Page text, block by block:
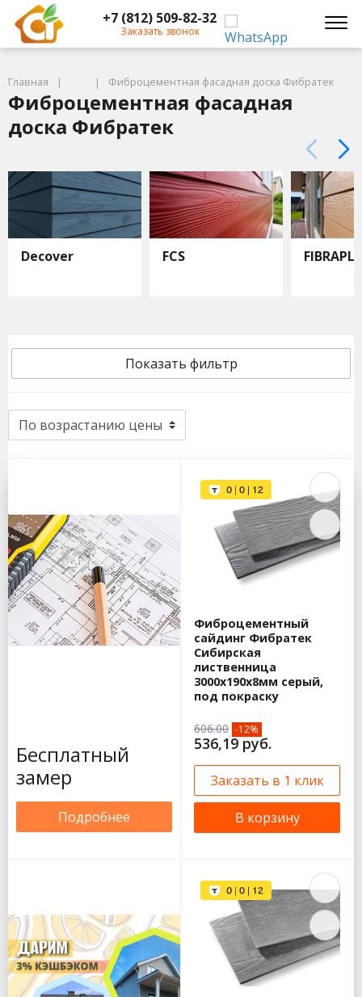
+7 (812) 509-82-32
Заказать звонок
Главная Фиброцементная фасадная доска Фибратек
Фиброцементная фасадная
доска Фибратек
Decover FCS
Показать фильтр
Бесплатный
замер
Подробнее
Фиброцементный
сайдинг Фибратек
Сибирская
лиственница
3000x190x8мм серый,
под покраску
606.00 -12%
536,19 руб.
Заказать в 1 клик
В корзину